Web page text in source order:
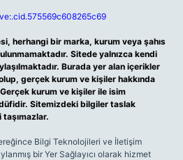
herhangi bir marka, kurum veya şahıs
Sitede yalnızca kendi
Burada yer alan içerikler
gerçek kurum ve kişiler hakkında
kurum ve kişiler ile isim
Sitemizdeki bilgiler taslak
Bilgi Teknolojileri ve İletişim
bir Yer Sağlayıcı olarak hizmet